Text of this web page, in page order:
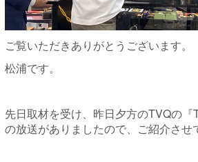
ご覧いただきありがとうございます。
松浦です。
先日取材を受け、昨日夕方のTVQの
の放送がありましたので、ご紹介させ